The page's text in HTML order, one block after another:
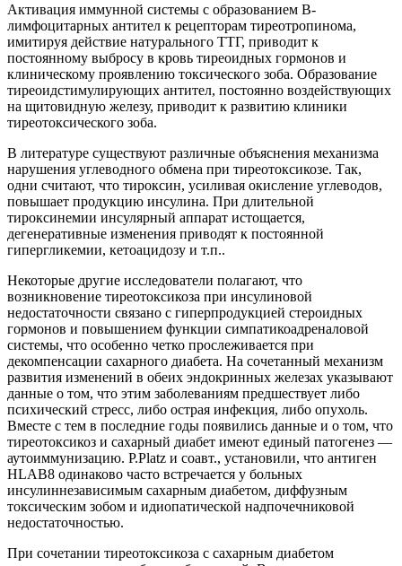
Активация иммунной системы с образованием В-
лимфоцитарных антител к рецепторам тиреотропинома,
имитируя действие натурального ТТГ, приводит к
постоянному выбросу в кровь тиреоидных гормонов и
клиническому проявлению токсического зоба. Образование
тиреоидстимулирующих антител, постоянно воздействующих
на щитовидную железу, приводит к развитию клиники
тиреотоксического зоба.
В литературе существуют различные объяснения механизма
нарушения углеводного обмена при тиреотоксикозе. Так,
одни считают, что тироксин, усиливая окисление углеводов,
повышает продукцию инсулина. При длительной
тироксинемии инсулярный аппарат истощается,
дегенеративные изменения приводят к постоянной
гипергликемии, кетоацидозу и т.п..
Некоторые другие исследователи полагают, что
возникновение тиреотоксикоза при инсулиновой
недостаточности связано с гиперпродукцией стероидных
гормонов и повышением функции симпатикоадреналовой
системы, что особенно четко прослеживается при
декомпенсации сахарного диабета. На сочетанный механизм
развития изменений в обеих эндокринных железах указывают
данные о том, что этим заболеваниям предшествует либо
психический стресс, либо острая инфекция, либо опухоль.
Вместе с тем в последние годы появились данные и о том, что
тиреотоксикоз и сахарный диабет имеют единый патогенез —
аутоиммунизацию. P.Platz и соавт., установили, что антиген
HLAB8 одинаково часто встречается у больных
инсулиннезависимым сахарным диабетом, диффузным
токсическим зобом и идиопатической надпочечниковой
недостаточностью.
При сочетании тиреотоксикоза с сахарным диабетом